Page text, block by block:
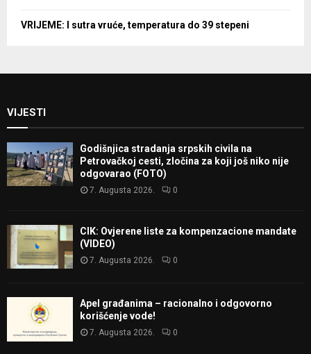
VRIJEME: I sutra vruće, temperatura do 39 stepeni
VIJESTI
Godišnjica stradanja srpskih civila na
Petrovačkoj cesti, zločina za koji još niko nije
odgovarao (FOTO)
7. Augusta 2026. 0
CIK: Ovjerene liste za kompenzacione mandate
(VIDEO)
7. Augusta 2026. 0
Apel građanima – racionalno i odgovorno
korišćenje vode!
7. Augusta 2026. 0